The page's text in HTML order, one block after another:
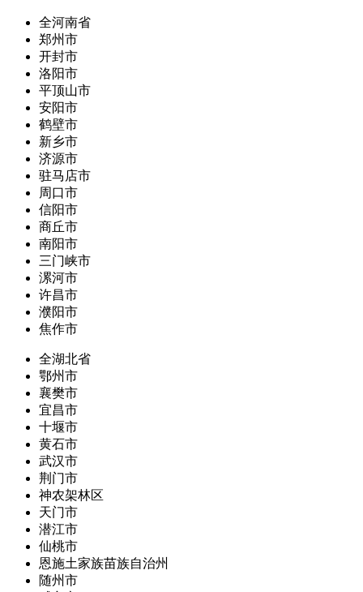
全河南省
郑州市
开封市
洛阳市
平顶山市
安阳市
鹤壁市
新乡市
济源市
驻马店市
周口市
信阳市
商丘市
南阳市
三门峡市
漯河市
许昌市
濮阳市
焦作市
全湖北省
鄂州市
襄樊市
宜昌市
十堰市
黄石市
武汉市
荆门市
神农架林区
天门市
潜江市
仙桃市
恩施土家族苗族自治州
随州市